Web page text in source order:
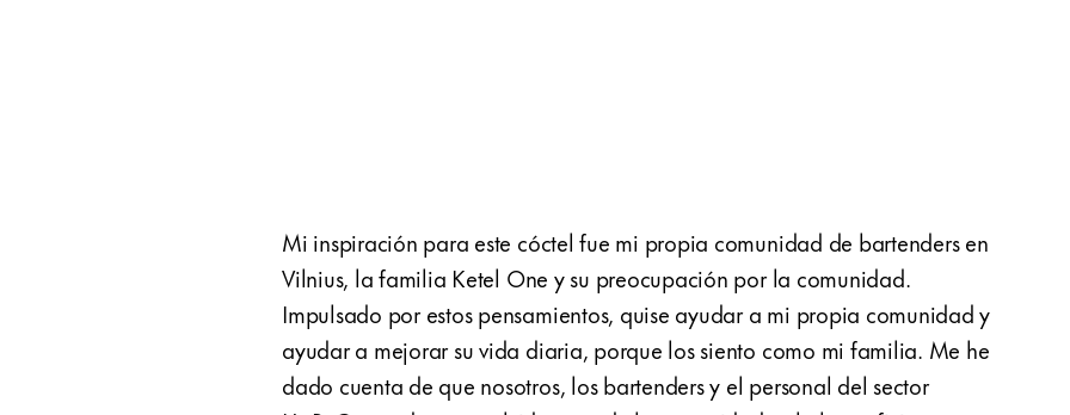
Mi inspiración para este cóctel fue mi propia comunidad de bartenders en
Vilnius, la familia Ketel One y su preocupación por la comunidad.
Impulsado por estos pensamientos, quise ayudar a mi propia comunidad y
ayudar a mejorar su vida diaria, porque los siento como mi familia. Me he
dado cuenta de que nosotros, los bartenders y el personal del sector